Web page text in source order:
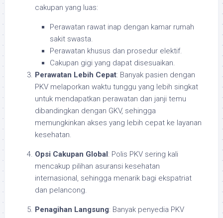
cakupan yang luas:
Perawatan rawat inap dengan kamar rumah
sakit swasta.
Perawatan khusus dan prosedur elektif.
Cakupan gigi yang dapat disesuaikan.
Perawatan Lebih Cepat: Banyak pasien dengan
PKV melaporkan waktu tunggu yang lebih singkat
untuk mendapatkan perawatan dan janji temu
dibandingkan dengan GKV, sehingga
memungkinkan akses yang lebih cepat ke layanan
kesehatan.
Opsi Cakupan Global: Polis PKV sering kali
mencakup pilihan asuransi kesehatan
internasional, sehingga menarik bagi ekspatriat
dan pelancong.
Penagihan Langsung: Banyak penyedia PKV